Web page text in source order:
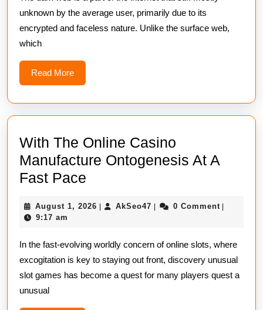
The
Concealed
Concern
And
Complexities,
Risks,
And
Dilemmas
unknown by the average user, primarily due to its
encrypted and faceless nature. Unlike the surface web,
which
Read MoreRead
More
With The Online Casino
Manufacture Ontogenesis At A
Fast Pace
Online
Manufacture
Ontogenesis
At
August 1, 2026 AugustAkSeo47 AkSeo470 Comment
9:17 am
In the fast-evolving worldly concern of online slots, where
excogitation is key to staying out front, discovery unusual
slot games has become a quest for many players quest a
unusual